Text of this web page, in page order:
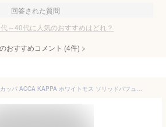
回答された質問
～40代に人気のおすすめはどれ？
おすすめコメント (4件) >
アッカカッパ アッカカッパ ACCA KAPPA ホワイトモス ソリッドパフューム 10ml [並行輸入品]